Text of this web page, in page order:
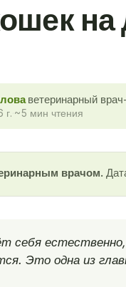
на
ветеринарный
г. ~5 мин чтения
врачом.
себя
Это одна из